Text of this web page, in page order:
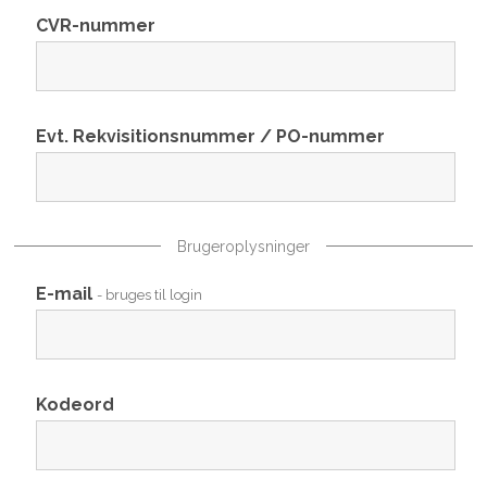
CVR-nummer
Evt. Rekvisitionsnummer / PO-nummer
Brugeroplysninger
E-mail - bruges til login
Kodeord